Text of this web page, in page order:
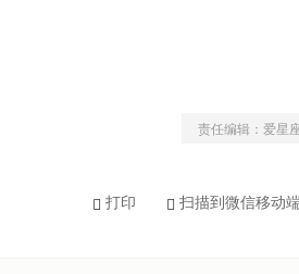
责任编辑：爱星
打印 扫描到微信移动